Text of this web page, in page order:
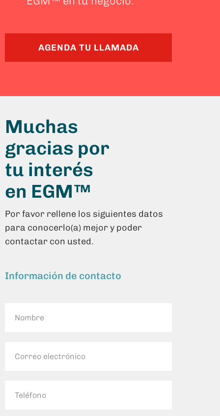
AGENDA TU LLAMADA
Muchas
gracias por
tu interés
en EGM™
Por favor rellene los siguientes datos
para conocerlo(a) mejor y poder
contactar con usted.
Información de contacto